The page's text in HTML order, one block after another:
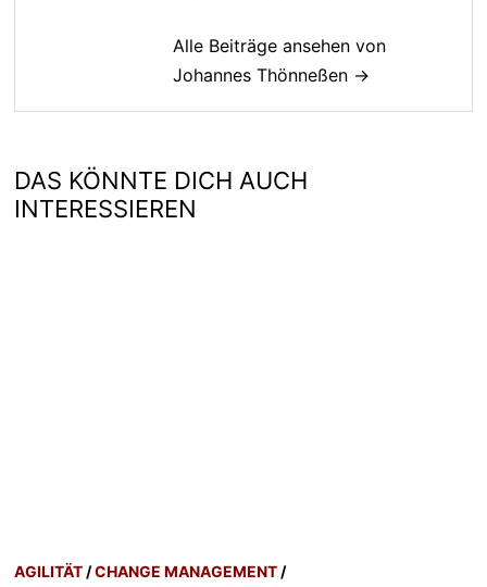
Alle Beiträge ansehen von
Johannes Thönneßen →
DAS KÖNNTE DICH AUCH
INTERESSIEREN
AGILITÄT /CHANGE MANAGEMENT /